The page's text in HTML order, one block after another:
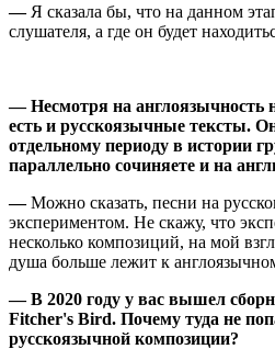
— Я сказала бы, что на данном
слушателя, а где он будет
—Несмотря на англоязычность
есть и русскоязычные тексты.
отдельному периоду в истории
параллельно сочиняете и на
—Можно сказать, песни на
экспериментом. Не скажу, что
несколько композиций, на мой
душа больше лежит к
—В 2020 году у вас вышел
Fitcher's Bird. Почему туда не
русскоязычной композиции?